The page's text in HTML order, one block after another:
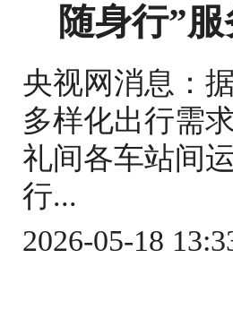
随身行”
央视网消息：
多样化出行需
礼间各车站间
行...
2026-05-18